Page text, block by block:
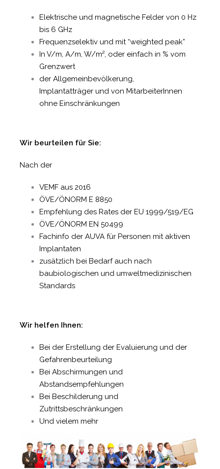
Elektrische und magnetische Felder von 0 Hz
bis 6 GHz
Frequenzselektiv und mit “weighted peak”
In V/m, A/m, W/m², oder einfach in % vom
Grenzwert
der Allgemeinbevölkerung,
Implantatträger und von MitarbeiterInnen
ohne Einschränkungen
Wir beurteilen für Sie:
Nach der
VEMF aus 2016
ÖVE/ÖNORM E 8850
Empfehlung des Rates der EU 1999/519/EG
ÖVE/ÖNORM EN 50499
Fachinfo der AUVA für Personen mit aktiven
Implantaten
zusätzlich bei Bedarf auch nach
baubiologischen und umweltmedizinischen
Standards
Wir helfen Ihnen:
Bei der Erstellung der Evaluierung und der
Gefahrenbeurteilung
Bei Abschirmungen und
Abstandsempfehlungen
Bei Beschilderung und
Zutrittsbeschränkungen
Und vielem mehr